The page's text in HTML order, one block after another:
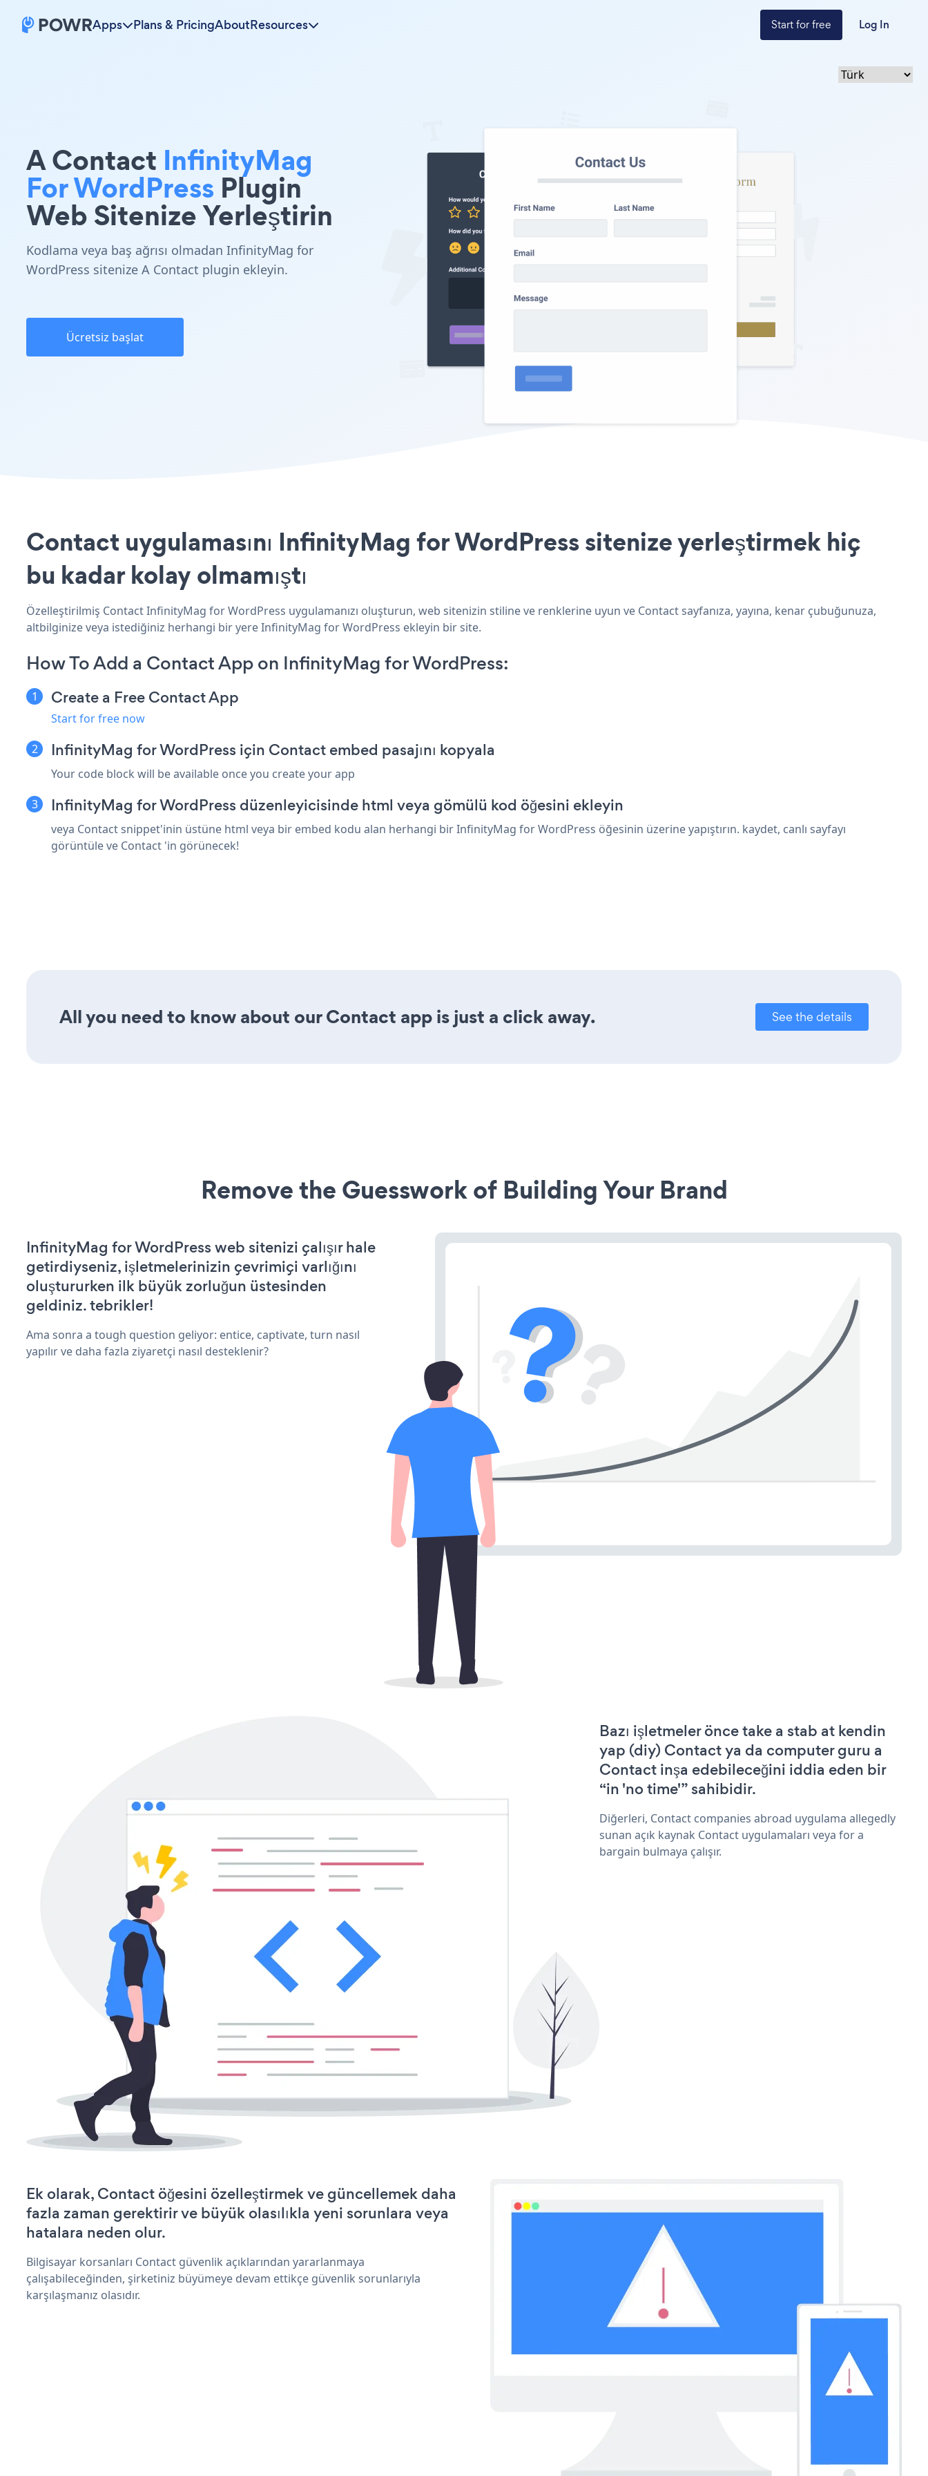
Apps Plans & PricingAboutResources Start for free Log In
A Contact InfinityMag
For WordPress Plugin
Web Sitenize Yerleştirin
Kodlama veya baş ağrısı olmadan InfinityMag for
WordPress sitenize A Contact plugin ekleyin.
Ücretsiz başlat
Contact uygulamasını InfinityMag for WordPress sitenize yerleştirmek hiç
bu kadar kolay olmamıştı
Özelleştirilmiş Contact InfinityMag for WordPress uygulamanızı oluşturun, web sitenizin stiline ve renklerine uyun ve Contact sayfanıza, yayına, kenar çubuğunuza,
altbilginize veya istediğiniz herhangi bir yere InfinityMag for WordPress ekleyin bir site.
How To Add a Contact App on InfinityMag for WordPress:
Create a Free Contact App
Start for free now
InfinityMag for WordPress için Contact embed pasajını kopyala
Your code block will be available once you create your app
InfinityMag for WordPress düzenleyicisinde html veya gömülü kod öğesini ekleyin
veya Contact snippet'inin üstüne html veya bir embed kodu alan herhangi bir InfinityMag for WordPress öğesinin üzerine yapıştırın. kaydet, canlı sayfayı
görüntüle ve Contact 'in görünecek!
All you need to know about our Contact app is just a click away. See the details
Remove the Guesswork of Building Your Brand
InfinityMag for WordPress web sitenizi çalışır hale
getirdiyseniz, işletmelerinizin çevrimiçi varlığını
oluştururken ilk büyük zorluğun üstesinden
geldiniz. tebrikler!
Ama sonra a tough question geliyor: entice, captivate, turn nasıl
yapılır ve daha fazla ziyaretçi nasıl desteklenir?
Bazı işletmeler önce take a stab at kendin
yap (diy) Contact ya da computer guru a
Contact inşa edebileceğini iddia eden bir
“in 'no time'” sahibidir.
Diğerleri, Contact companies abroad uygulama allegedly
sunan açık kaynak Contact uygulamaları veya for a
bargain bulmaya çalışır.
Ek olarak, Contact öğesini özelleştirmek ve güncellemek daha
fazla zaman gerektirir ve büyük olasılıkla yeni sorunlara veya
hatalara neden olur.
Bilgisayar korsanları Contact güvenlik açıklarından yararlanmaya
çalışabileceğinden, şirketiniz büyümeye devam ettikçe güvenlik sorunlarıyla
karşılaşmanız olasıdır.